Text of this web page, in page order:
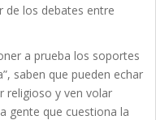
de los debates entre
a prueba los soportes
saben que pueden echar
religioso y ven volar
gente que cuestiona la